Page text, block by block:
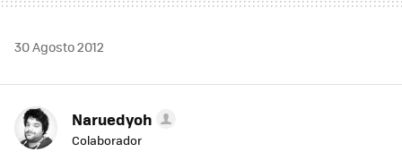
30 Agosto 2012
Naruedyoh
Colaborador